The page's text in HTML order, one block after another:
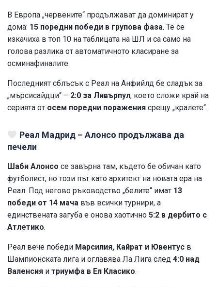
В Европа „червените“ продължават да доминират у
дома: 15 поредни победи в групова фаза. Те се
изкачиха в топ 10 на таблицата на ШЛ и са само на
голова разлика от автоматичното класиране за
осминафиналите.
Последният сблъсък с Реал на Анфийлд бе сладък за
„мърсисайдци“ – 2:0 за Ливърпул, което сложи край на
серията от осем поредни поражения срещу „кралете“.
Реал Мадрид – Алонсо продължава да
печели
Шаби Алонсо се завърна там, където бе обичан като
футболист, но този път като архитект на новата ера на
Реал. Под негово ръководство „белите“ имат 13
победи от 14 мача във всички турнири, а
единствената загуба е онова хаотично 5:2 в дербито с
Атлетико.
Реал вече победи Марсилия, Кайрат и Ювентус в
Шампионската лига и оглавява Ла Лига след 4:0 над
Валенсия и триумфа в Ел Класико.